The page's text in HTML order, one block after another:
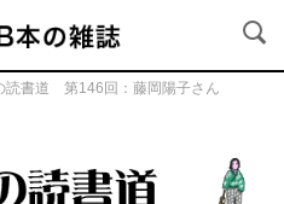
読書道 第146回：藤岡陽子さん